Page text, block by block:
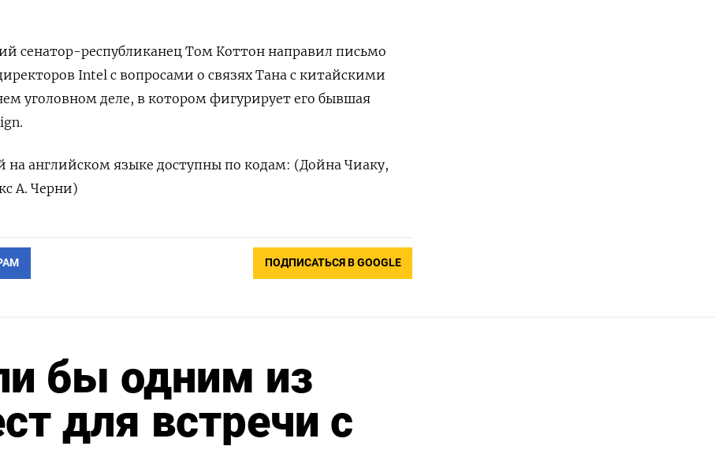
сенатор-республиканец Том Коттон направил письмо
Intel с вопросами о связях Тана с китайскими
уголовном деле, в котором фигурирует его бывшая
английском языке доступны по кодам: (Дойна Чиаку,
А. Черни)
ПОДПИСАТЬСЯ В GOOGLE
бы одним из
для встречи с